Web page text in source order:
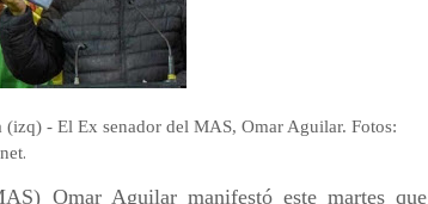
- El Ex senador del MAS, Omar Aguilar. Fotos:
.
Omar Aguilar manifestó este martes que